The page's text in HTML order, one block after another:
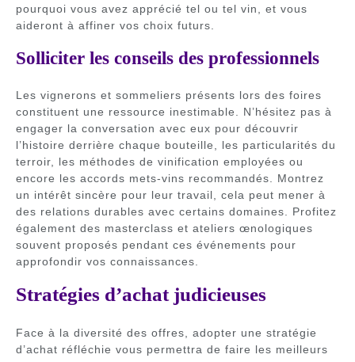
pourquoi vous avez apprécié tel ou tel vin, et vous
aideront à affiner vos choix futurs.
Solliciter les conseils des professionnels
Les vignerons et sommeliers présents lors des foires
constituent une ressource inestimable. N’hésitez pas à
engager la conversation avec eux pour découvrir
l’histoire derrière chaque bouteille, les particularités du
terroir, les méthodes de vinification employées ou
encore les accords mets-vins recommandés. Montrez
un intérêt sincère pour leur travail, cela peut mener à
des relations durables avec certains domaines. Profitez
également des masterclass et ateliers œnologiques
souvent proposés pendant ces événements pour
approfondir vos connaissances.
Stratégies d’achat judicieuses
Face à la diversité des offres, adopter une stratégie
d’achat réfléchie vous permettra de faire les meilleurs